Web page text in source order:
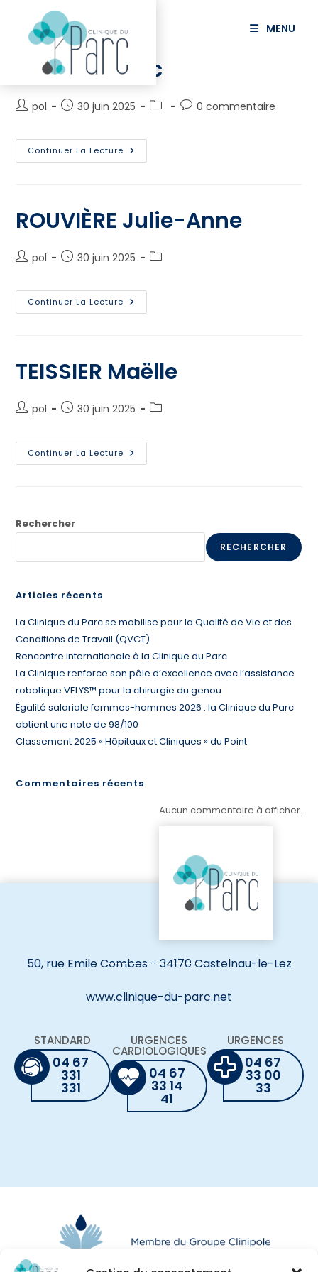
principal
MENU
BOURDIOL Luc
pol 30 juin 2025 0 commentaire
Continuer La Lecture
ROUVIÈRE Julie-Anne
pol 30 juin 2025
Continuer La Lecture
TEISSIER Maëlle
pol 30 juin 2025
Continuer La Lecture
Rechercher
RECHERCHER
Articles récents
La Clinique du Parc se mobilise pour la Qualité de Vie et des
Conditions de Travail (QVCT)
Rencontre internationale à la Clinique du Parc
La Clinique renforce son pôle d’excellence avec l’assistance
robotique VELYS™ pour la chirurgie du genou
Égalité salariale femmes-hommes 2026 : la Clinique du Parc
obtient une note de 98/100
Classement 2025 « Hôpitaux et Cliniques » du Point
Commentaires récents
Aucun commentaire à afficher.
50, rue Emile Combes - 34170 Castelnau-le-Lez
www.clinique-du-parc.net
STANDARD
04 67
331
331
URGENCES
CARDIOLOGIQUES
04 67
33 14
41
URGENCES
04 67
33 00
33